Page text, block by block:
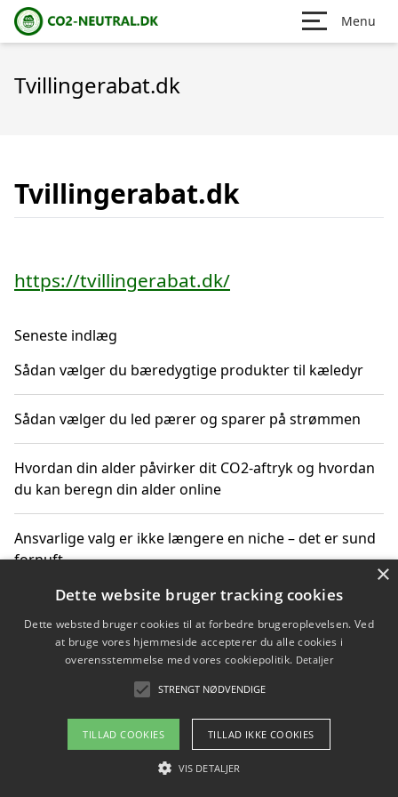
Menu
Tvillingerabat.dk
Tvillingerabat.dk
https://tvillingerabat.dk/
Seneste indlæg
Sådan vælger du bæredygtige produkter til kæledyr
Sådan vælger du led pærer og sparer på strømmen
Hvordan din alder påvirker dit CO2-aftryk og hvordan
du kan beregn din alder online
Ansvarlige valg er ikke længere en niche – det er sund
fornuft
Sådan kan du handle bæredygtigt og bestil med
faktura
Om / kontakt
Blog Betingelser
×
Dette website bruger tracking cookies
Dette websted bruger cookies til at forbedre brugeroplevelsen. Ved
at bruge vores hjemmeside accepterer du alle cookies i
overensstemmelse med vores cookiepolitik. Detaljer
STRENGT NØDVENDIGE
TILLAD COOKIES TILLAD IKKE COOKIES
VIS DETALJER